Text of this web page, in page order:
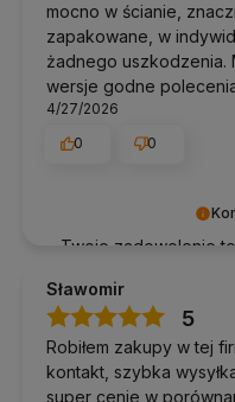
Twoje zadowolenie
mocno w ścianie,
zapakowane, w
żadnego uszkodzenia.
wersje godne
4/27/2026
0
0
Sławomir
5
Robiłem zakupy w tej
kontakt, szybka
super cenie w